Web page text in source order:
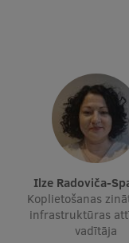
Vēsture un
Identitāte
RSU fonds
Muzeji un
Ģerbonis
Ilze Radoviča-
Koplietošanas
infrastruktūras
vadītāja